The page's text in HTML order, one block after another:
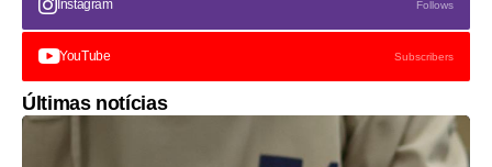
Instagram Follows
YouTube Subscribers
Últimas notícias